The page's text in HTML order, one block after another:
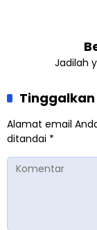
Jadilah
Alamat email
ditandai *